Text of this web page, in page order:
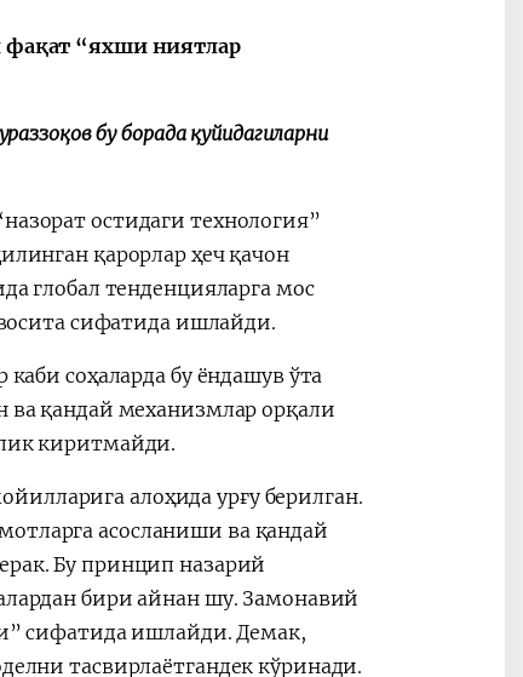
фақат “яхши ниятлар
бу борада қуйидагиларни
остидаги технология”
қарорлар ҳеч қачон
глобал тенденцияларга мос
сифатида ишлайди.
соҳаларда бу ёндашув ўта
қандай механизмлар орқали
киритмайди.
алоҳида урғу берилган.
асосланиши ва қандай
Бу принцип назарий
бири айнан шу. Замонавий
сифатида ишлайди. Демак,
тасвирлаётгандек кўринади.